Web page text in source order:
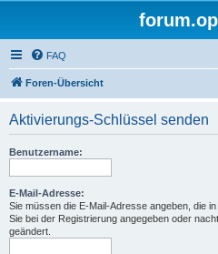
FAQ
Foren-Übersicht
Aktivierungs-Schlüssel senden
Benutzername:
E-Mail-Adresse:
Sie müssen die E-Mail-Adresse angeben, die
Sie bei der Registrierung angegeben oder
geändert.